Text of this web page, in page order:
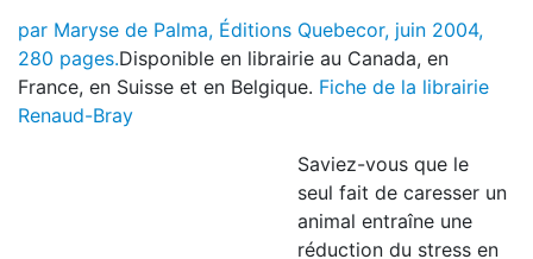
par Maryse de Palma, Éditions Quebecor, juin 2004,
280 pages.Disponible en librairie au Canada, en
France, en Suisse et en Belgique. Fiche de la librairie
Renaud-Bray
Saviez-vous que le
seul fait de caresser un
animal entraîne une
réduction du stress en